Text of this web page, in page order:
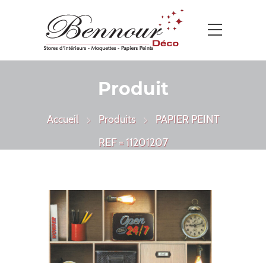
Produit
Accueil Produits
PAPIER PEINT
REF = 11201207